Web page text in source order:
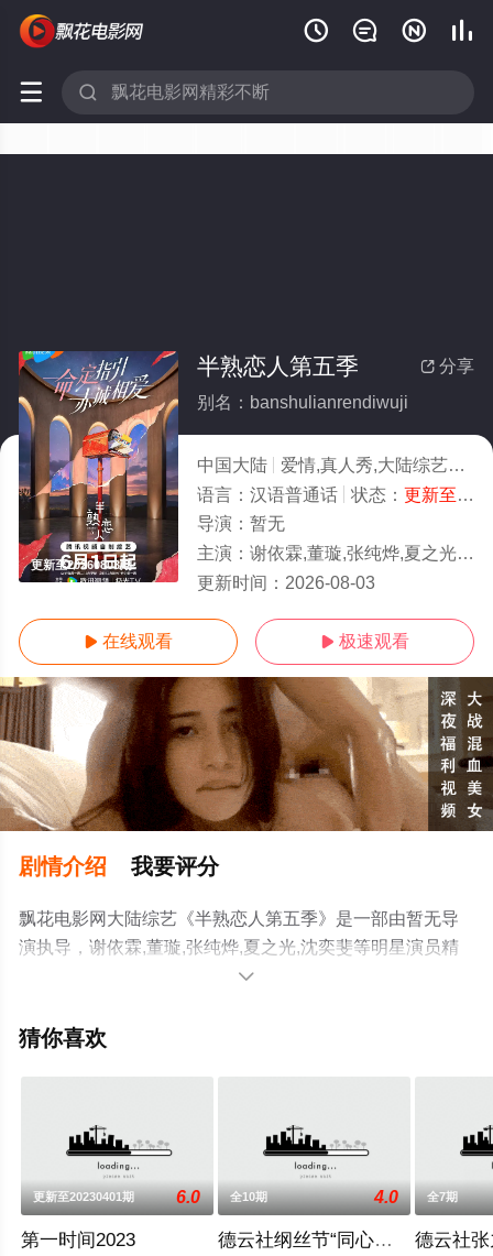
   
 
更新至20260803期
 分享
半熟恋人第五季
别名：banshulianrendiwuji
中国大陆 爱情,真人秀,大陆综艺
语言： 汉语普通话 状态： 更新至20260803期
导演： 暂无
主演： 谢依霖,董璇,张纯烨,夏之光,沈奕斐
更新时间： 2026-08-03
 在线观看  极速观看
剧情介绍 我要评分
飘花电影网大陆综艺《半熟恋人第五季》是一部由暂无导
演执导，谢依霖,董璇,张纯烨,夏之光,沈奕斐等明星演员精
彩演绎的中国大陆综艺，手机免费观看高清无删减完整版
艺、电视猫或剧情网等平台了解。

猜你喜欢
更新至20230401期 6.0
第一时间2023
全10期 4.0
德云社纲丝节“同心同德”之特别
全7期
德云社